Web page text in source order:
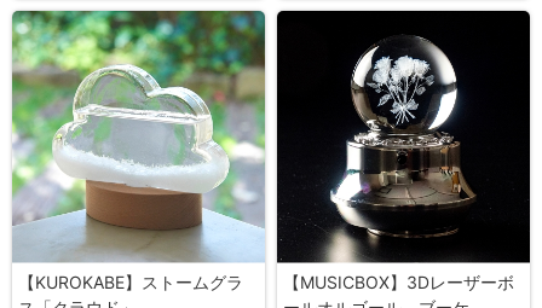
【KUROKABE】ストームグラ
【MUSICBOX】3Dレーザーボ